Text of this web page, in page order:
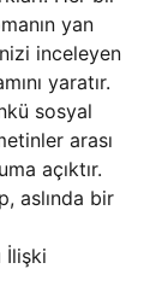
yan
inceleyen
yaratır.
sosyal
arası
açıktır.
aslında bir
İlişki